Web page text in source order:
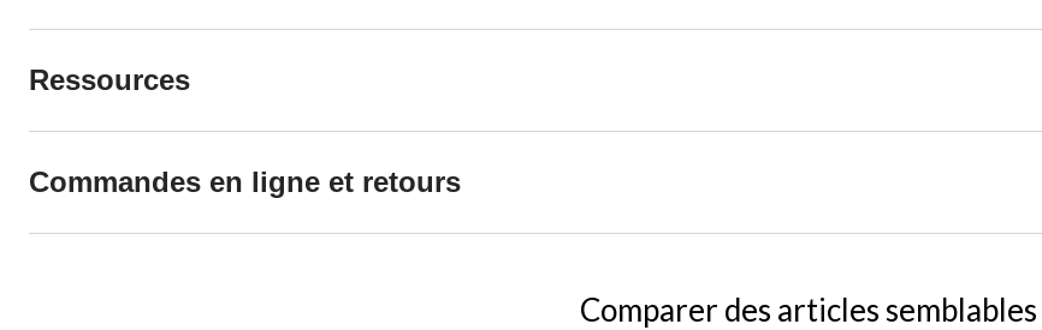
Ressources
Commandes en ligne et retours
Comparer des articles semblables